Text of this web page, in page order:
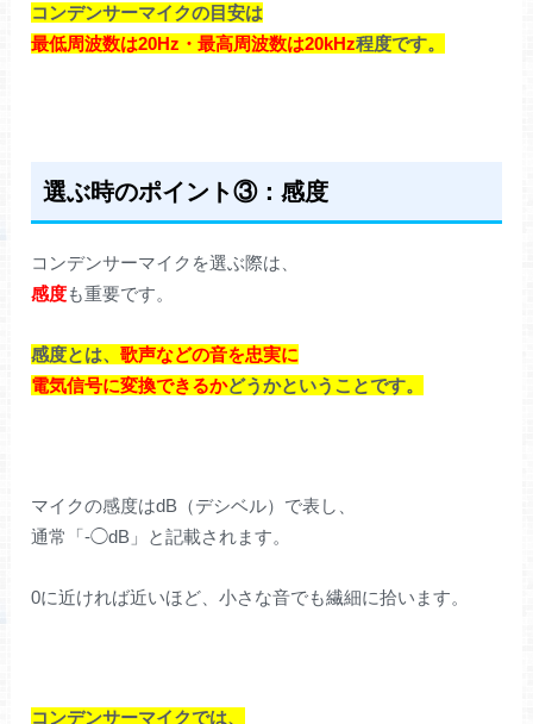
コンデンサーマイクの目安は
最低周波数は20Hz・最高周波数は20kHz程度です。
選ぶ時のポイント③：感度
コンデンサーマイクを選ぶ際は、
感度も重要です。
感度とは、歌声などの音を忠実に
電気信号に変換できるかどうかということです。
マイクの感度はdB（デシベル）で表し、
通常「-◯dB」と記載されます。
0に近ければ近いほど、小さな音でも繊細に拾います。
コンデンサーマイクでは、